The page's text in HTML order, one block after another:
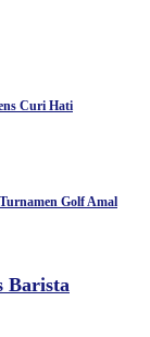
Curi Hati
Golf Amal
Barista